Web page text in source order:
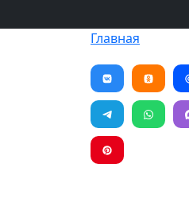
Главная